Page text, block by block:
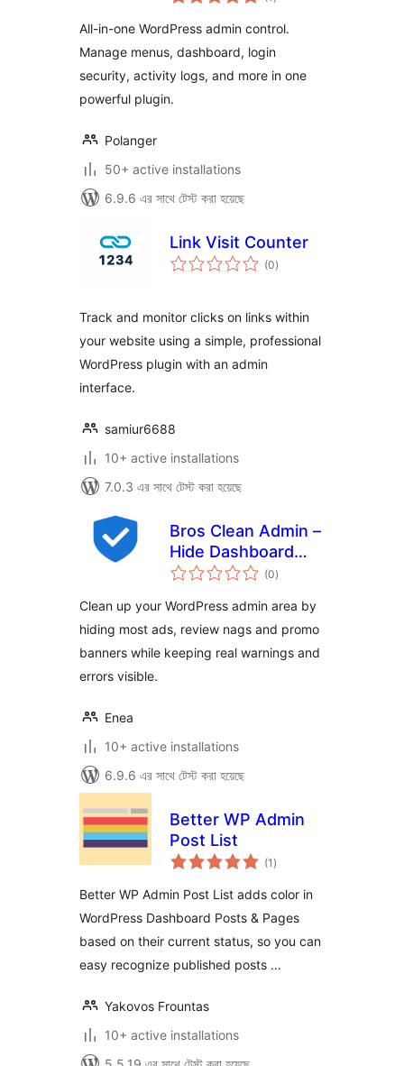
All-in-one WordPress admin control.
Manage menus, dashboard, login
security, activity logs, and more in one
powerful plugin.
Polanger
50+ active installations
6.9.6 এর সাথে টেস্ট করা হয়েছে
Link Visit Counter
(0total
ratings
)
Track and monitor clicks on links within
your website using a simple, professional
WordPress plugin with an admin
interface.
samiur6688
10+ active installations
7.0.3 এর সাথে টেস্ট করা হয়েছে
Bros Clean Admin –
Hide Dashboard
Ads
(0total
ratings
)
Clean up your WordPress admin area by
hiding most ads, review nags and promo
banners while keeping real warnings and
errors visible.
Enea
10+ active installations
6.9.6 এর সাথে টেস্ট করা হয়েছে
Better WP Admin
Post List
(1 total
ratings
)
Better WP Admin Post List adds color in
WordPress Dashboard Posts & Pages
based on their current status, so you can
easy recognize published posts …
Yakovos Frountas
10+ active installations